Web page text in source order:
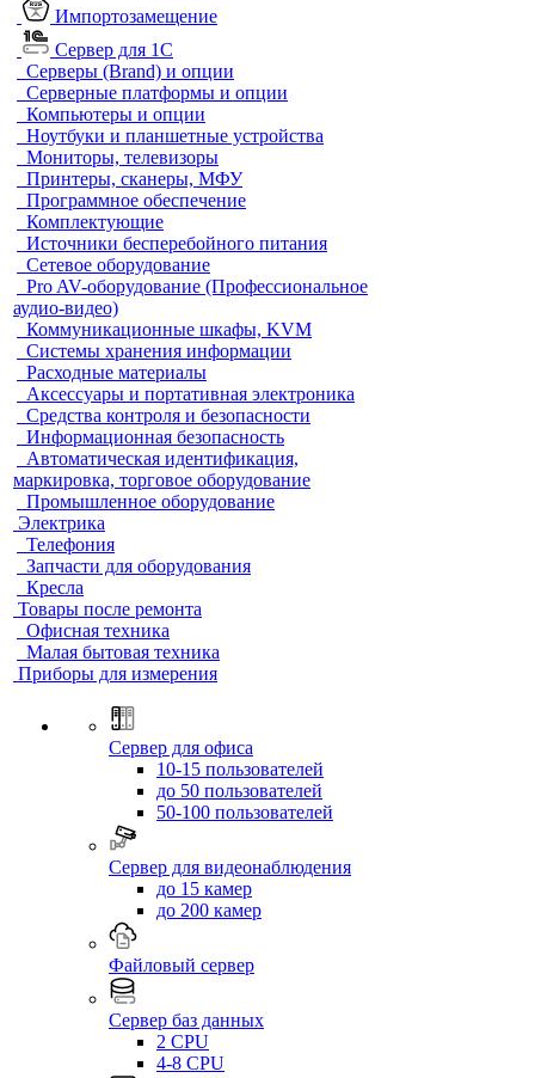
Импортозамещение
Сервер для 1С
Серверы (Brand) и опции
Серверные платформы и опции
Компьютеры и опции
Ноутбуки и планшетные устройства
Мониторы, телевизоры
Принтеры, сканеры, МФУ
Программное обеспечение
Комплектующие
Источники бесперебойного питания
Сетевое оборудование
Pro AV-оборудование (Профессиональное
аудио-видео)
Коммуникационные шкафы, KVM
Системы хранения информации
Расходные материалы
Аксессуары и портативная электроника
Средства контроля и безопасности
Информационная безопасность
Автоматическая идентификация,
маркировка, торговое оборудование
Промышленное оборудование
Электрика
Телефония
Запчасти для оборудования
Кресла
Товары после ремонта
Офисная техника
Малая бытовая техника
Приборы для измерения
Сервер для офиса
10-15 пользователей
до 50 пользователей
50-100 пользователей
Сервер для видеонаблюдения
до 15 камер
до 200 камер
Файловый сервер
Сервер баз данных
2 CPU
4-8 CPU